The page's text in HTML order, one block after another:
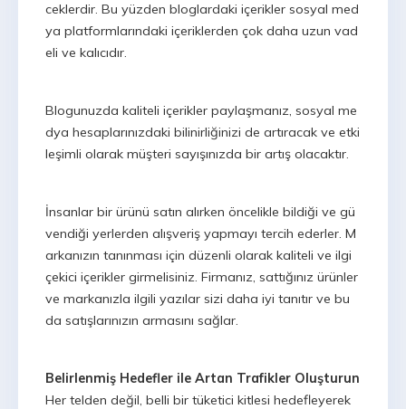
ceklerdir. Bu yüzden bloglardaki içerikler sosyal med
ya platformlarındaki içeriklerden çok daha uzun vad
eli ve kalıcıdır.
Blogunuzda kaliteli içerikler paylaşmanız, sosyal me
dya hesaplarınızdaki bilinirliğinizi de artıracak ve etki
leşimli olarak müşteri sayışınızda bir artış olacaktır.
İnsanlar bir ürünü satın alırken öncelikle bildiği ve gü
vendiği yerlerden alışveriş yapmayı tercih ederler. M
arkanızın tanınması için düzenli olarak kaliteli ve ilgi
çekici içerikler girmelisiniz. Firmanız, sattığınız ürünler
ve markanızla ilgili yazılar sizi daha iyi tanıtır ve bu
da satışlarınızın armasını sağlar.
Belirlenmiş Hedefler ile Artan Trafikler Oluşturun
Her telden değil, belli bir tüketici kitlesi hedefleyerek